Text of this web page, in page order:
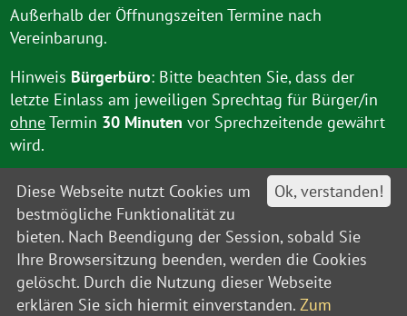
Außerhalb der Öffnungszeiten Termine nach
Vereinbarung.
Hinweis Bürgerbüro: Bitte beachten Sie, dass der
letzte Einlass am jeweiligen Sprechtag für Bürger/in
ohneTermin 30 Minuten vor Sprechzeitende gewährt
wird.
Kontakt Impressum Datenschutz Barrierefreiheit Leitweg-IDs
Sitemap
Ok, verstanden!
Diese Webseite nutzt Cookies um
bestmögliche Funktionalität zu
bieten. Nach Beendigung der Session, sobald Sie
Ihre Browsersitzung beenden, werden die Cookies
gelöscht. Durch die Nutzung dieser Webseite
erklären Sie sich hiermit einverstanden. Zum